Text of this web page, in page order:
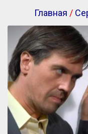
Главная /